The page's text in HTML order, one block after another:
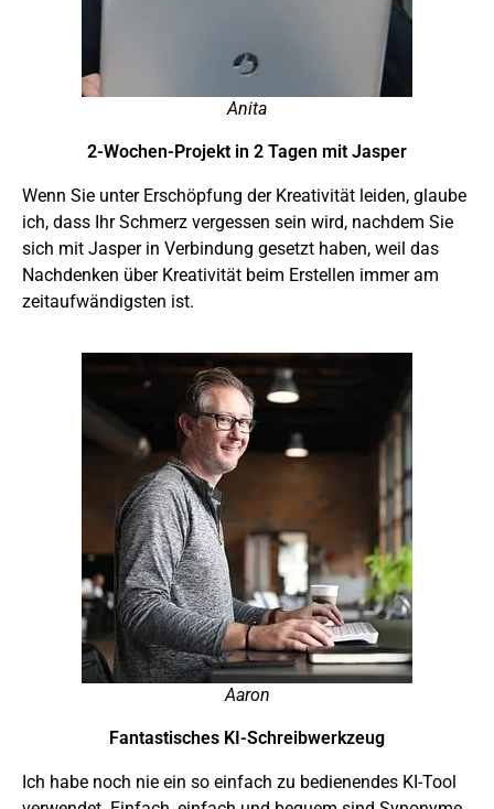
Anita
2-Wochen-Projekt in 2 Tagen mit Jasper
Wenn Sie unter Erschöpfung der Kreativität leiden, glaube
ich, dass Ihr Schmerz vergessen sein wird, nachdem Sie
sich mit Jasper in Verbindung gesetzt haben, weil das
Nachdenken über Kreativität beim Erstellen immer am
zeitaufwändigsten ist.
Aaron
Fantastisches KI-Schreibwerkzeug
Ich habe noch nie ein so einfach zu bedienendes KI-Tool